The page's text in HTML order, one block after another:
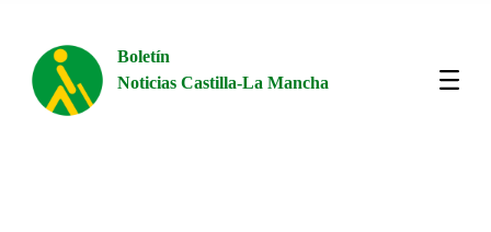
Boletín
Noticias Castilla-La Mancha